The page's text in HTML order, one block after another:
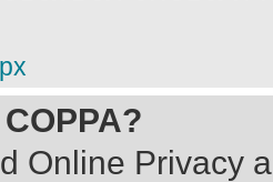
Online Privacy